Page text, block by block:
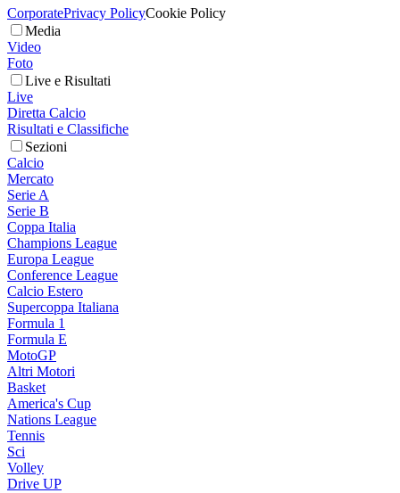
CorporatePrivacy PolicyCookie Policy
Media
Video
Foto
Live e Risultati
Live
Diretta Calcio
Risultati e Classifiche
Sezioni
Calcio
Mercato
Serie A
Serie B
Coppa Italia
Champions League
Europa League
Conference League
Calcio Estero
Supercoppa Italiana
Formula 1
Formula E
MotoGP
Altri Motori
Basket
America's Cup
Nations League
Tennis
Sci
Volley
Drive UP